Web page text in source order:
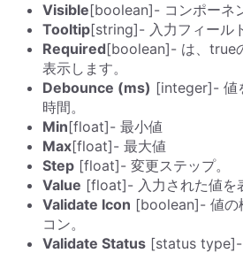
Visible[boolean]- コンポーネ
Tooltip[string]- 入力フィール
Required[boolean]- は、true
表示します。
Debounce (ms) [integer]- 値
時間。
Min[float]- 最小値
Max[float]- 最大値
Step [float]- 変更ステップ。
Value [float]- 入力された値を
Validate Icon [boolean]- 値の
コン。
Validate Status [status type]-